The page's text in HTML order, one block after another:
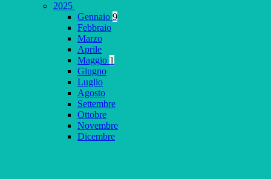
2025
Gennaio 9
Febbraio
Marzo
Aprile
Maggio 1
Giugno
Luglio
Agosto
Settembre
Ottobre
Novembre
Dicembre